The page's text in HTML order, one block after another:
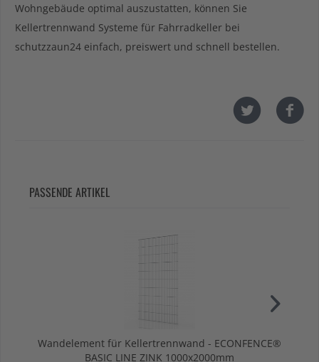
Wohngebäude optimal auszustatten, können Sie
Kellertrennwand Systeme für Fahrradkeller bei
schutzzaun24 einfach, preiswert und schnell bestellen.
PASSENDE ARTIKEL
Wandelement für Kellertrennwand - ECONFENCE®
BASIC LINE ZINK 1000x2000mm